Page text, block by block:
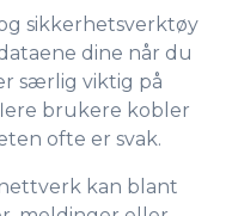
sikkerhetsverktøy
dine når du
særlig viktig på
brukere kobler
ofte er svak.
kan blant